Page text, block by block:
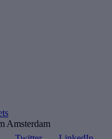
Amsterdam